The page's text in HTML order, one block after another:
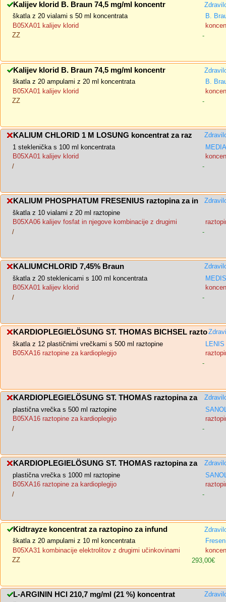
Kalijev klorid B. Braun 74,5 mg/ml koncentr
škatla z 20 vialami s 50 ml koncentrata
B.
B05XA01 kalijev klorid
ZZ
-
Kalijev klorid B. Braun 74,5 mg/ml koncentr
škatla z 20 ampulami z 20 ml koncentrata
B.
B05XA01 kalijev klorid
ZZ
-
KALIUM CHLORID 1 M LOSUNG koncentrat za raz
1 steklenička s 100 ml koncentrata
B05XA01 kalijev klorid
/
-
KALIUM PHOSPHATUM FRESENIUS raztopina za in
škatla z 10 vialami z 20 ml raztopine
B05XA06 kalijev fosfat in njegove kombinacije z drugimi
/
-
KALIUMCHLORID 7,45% Braun
škatla z 20 steklenicami s 100 ml koncentrata
B05XA01 kalijev klorid
/
-
KARDIOPLEGIELÖSUNG ST. THOMAS BICHSEL razto
škatla z 12 plastičnimi vrečkami s 500 ml raztopine
B05XA16 raztopine za kardioplegijo
-
KARDIOPLEGIELÖSUNG ST. THOMAS raztopina za
plastična vrečka s 500 ml raztopine
B05XA16 raztopine za kardioplegijo
/
-
KARDIOPLEGIELÖSUNG ST. THOMAS raztopina za
plastična vrečka s 1000 ml raztopine
B05XA16 raztopine za kardioplegijo
/
-
Kidtrayze koncentrat za raztopino za infund
škatla z 20 ampulami z 10 ml koncentrata
B05XA31 kombinacije elektrolitov z drugimi učinkovinami
ZZ
293,00€
L-ARGININ HCl 210,7 mg/ml (21 %) koncentrat